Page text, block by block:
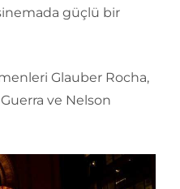
güçlü bir
Glauber Rocha,
ve Nelson